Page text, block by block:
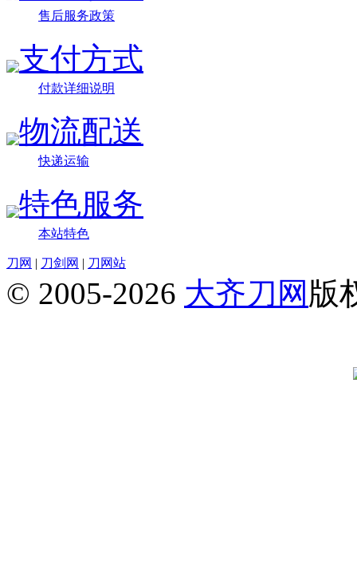
售后服务政策
支付方式
付款详细说明
物流配送
快递运输
特色服务
本站特色
刀网 | 刀剑网 | 刀网站
© 2005-2026 大齐刀网 版